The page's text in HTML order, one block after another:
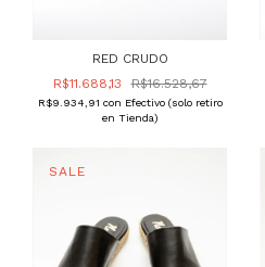
RED CRUDO
R$11.688,13
R$16.528,67
R$9.934,91 con Efectivo (solo retiro
en Tienda)